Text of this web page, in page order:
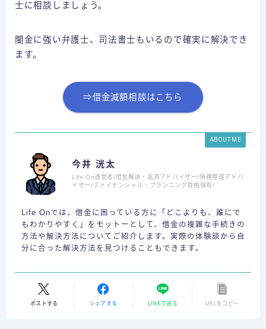
士に相談しましょう。
闇金に強い弁護士、司法書士もいるので確実に解決でき
ます。
⇒借金減額相談はこちら
ABOUT ME
今井 洸太
Life On運営者/借金解決・返済アドバイザー/債務整理アドバ
イザー/ファイナンシャル・プランニング資格保有/
Life Onでは、借金に困っている方に「どこよりも、誰にで
もわかりやすく」をモットーとして、借金の複雑な手続きの
方法や解決方法についてご紹介します。実際の体験談から自
分に合った解決方法を見つけることもできます。
ポストする シェアする LINEで送る URLをコピー